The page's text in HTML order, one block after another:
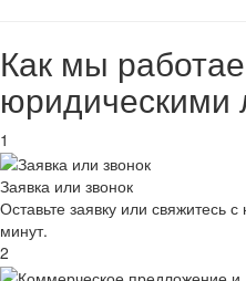
Как мы
юридическими
1
Заявка или звонок
Оставьте заявку или свяжитесь
минут.
2